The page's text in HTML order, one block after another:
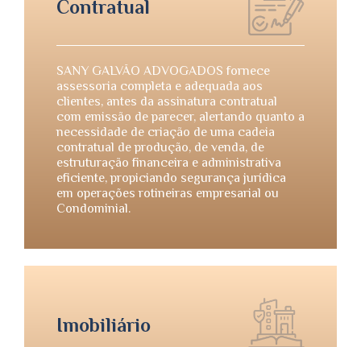
Contratual
SANY GALVÃO ADVOGADOS fornece
assessoria completa e adequada aos
clientes, antes da assinatura contratual
com emissão de parecer, alertando quanto a
necessidade de criação de uma cadeia
contratual de produção, de venda, de
estruturação financeira e administrativa
eficiente, propiciando segurança jurídica
em operações rotineiras empresarial ou
Condominial.
Imobiliário